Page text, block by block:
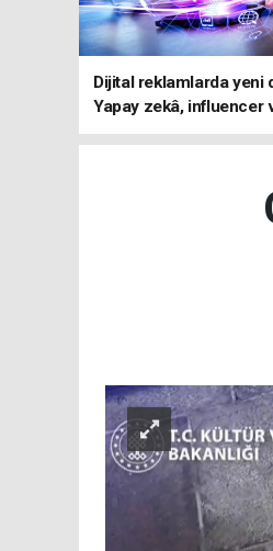
Dijital reklamlarda yeni
Yapay zekâ, influencer
kampanyalarına sıkı